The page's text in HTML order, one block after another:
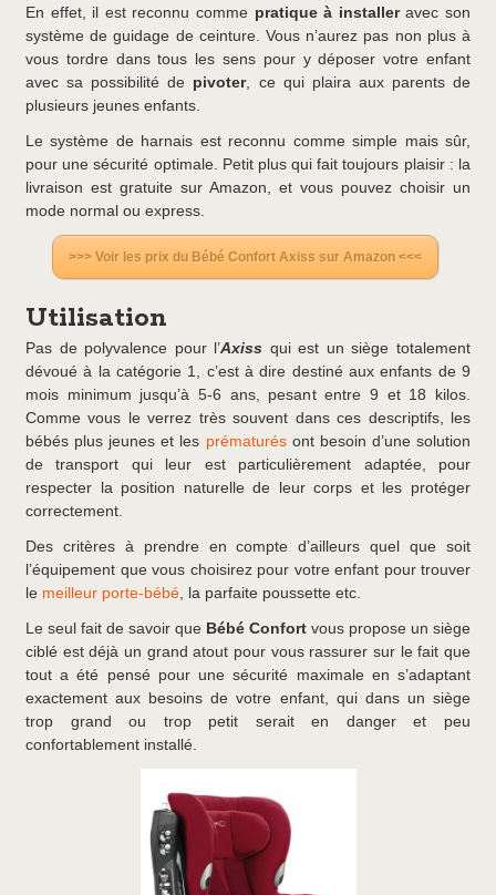
En effet, il est reconnu comme pratique à installeravec son
système de guidage de ceinture. Vous n’aurez pas non plus à
vous tordre dans tous les sens pour y déposer votre enfant
avec sa possibilité de pivoter, ce qui plaira aux parents de
plusieurs jeunes enfants.
Le système de harnais est reconnu comme simple mais sûr,
pour une sécurité optimale. Petit plus qui fait toujours plaisir : la
livraison est gratuite sur Amazon, et vous pouvez choisir un
mode normal ou express.
>>> Voir les prix du Bébé Confort Axiss sur Amazon <<<
Utilisation
Pas de polyvalence pour l’Axiss qui est un siège totalement
dévoué à la catégorie 1, c’est à dire destiné aux enfants de 9
mois minimum jusqu’à 5-6 ans, pesant entre 9 et 18 kilos.
Comme vous le verrez très souvent dans ces descriptifs, les
bébés plus jeunes et les prématurésont besoin d’une solution
de transport qui leur est particulièrement adaptée, pour
respecter la position naturelle de leur corps et les protéger
correctement.
Des critères à prendre en compte d’ailleurs quel que soit
l’équipement que vous choisirez pour votre enfant pour trouver
le meilleur porte-bébé , la parfaite poussette etc.
Le seul fait de savoir que Bébé Confort vous propose un siège
ciblé est déjà un grand atout pour vous rassurer sur le fait que
tout a été pensé pour une sécurité maximale en s’adaptant
exactement aux besoins de votre enfant, qui dans un siège
trop grand ou trop petit serait en danger et peu
confortablement installé.